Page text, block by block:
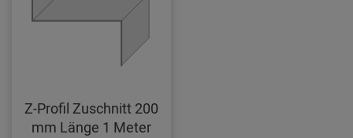
Z-Profil Zuschnitt 200
mm Länge 1 Meter